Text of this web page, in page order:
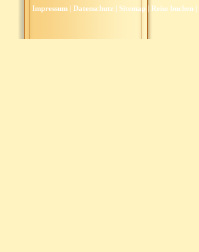
Impressum| Datenschutz| Sitemap| Reise buchen|